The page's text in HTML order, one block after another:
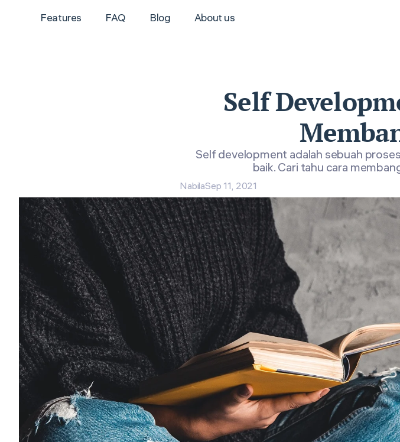
Features FAQ Blog About us
Self
Self development adalah sebuah
baik. Cari tahu cara
NabilaSep 11, 2021